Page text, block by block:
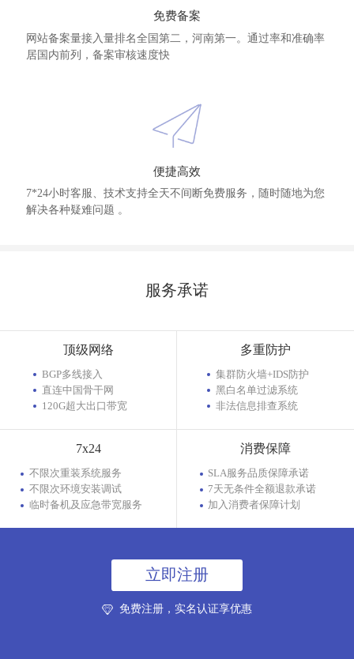
免费备案
网站备案量接入量排名全国第二，河南第一。通过率和准确率
居国内前列，备案审核速度快
便捷高效
7*24小时客服、技术支持全天不间断免费服务，随时随地为您
解决各种疑难问题 。
服务承诺
顶级网络
BGP多线接入
直连中国骨干网
120G超大出口带宽
多重防护
集群防火墙+IDS防护
黑白名单过滤系统
非法信息排查系统
7x24
不限次重装系统服务
不限次环境安装调试
临时备机及应急带宽服务
消费保障
SLA服务品质保障承诺
7天无条件全额退款承诺
加入消费者保障计划
立即注册
免费注册，实名认证享优惠